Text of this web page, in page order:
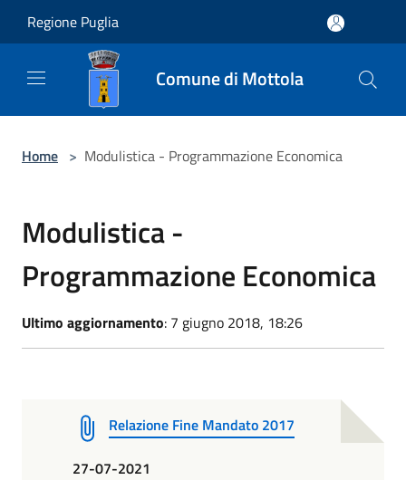
Regione Puglia
Comune di Mottola
Home > Modulistica - Programmazione Economica
Modulistica -
Programmazione Economica
Ultimo aggiornamento: 7 giugno 2018, 18:26
Relazione Fine Mandato 2017
27-07-2021